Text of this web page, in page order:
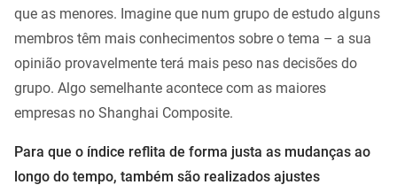
que as menores. Imagine que num grupo de estudo alguns
membros têm mais conhecimentos sobre o tema – a sua
opinião provavelmente terá mais peso nas decisões do
grupo. Algo semelhante acontece com as maiores
empresas no Shanghai Composite.
Para que o índice reflita de forma justa as mudanças ao
longo do tempo, também são realizados ajustes